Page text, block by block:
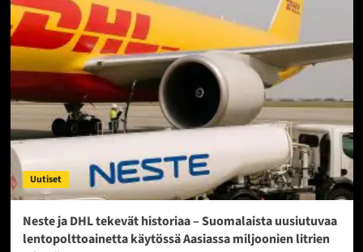
kevään
myrsky:
Työtaistelut
romahduttivat
tuloksen
ravistivat
sijoittajia
Uutiset
Neste ja DHL tekevät historiaa – Suomalaista uusiutuvaa
lentopolttoainetta käytössä Aasiassa miljoonien litrien